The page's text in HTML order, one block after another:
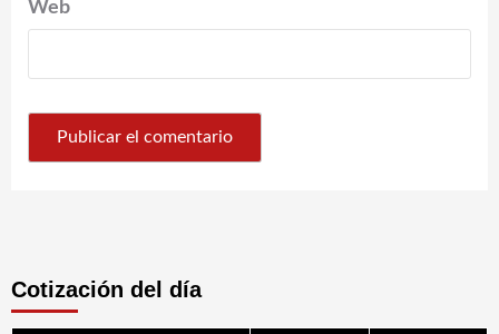
Web
Cotización del día